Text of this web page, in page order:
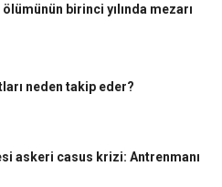
birinci yılında mezarı
neden takip eder?
askeri casus krizi: Antrenmanı